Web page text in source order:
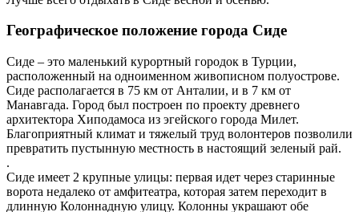
Географическое положение города Сиде
Сиде – это маленький курортный городок в Турции,
расположенный на одноименном живописном полуострове.
Сиде располагается в 75 км от Анталии, и в 7 км от
Манавгада. Город был построен по проекту древнего
архитектора Хиподамоса из эгейского города Милет.
Благоприятный климат и тяжелый труд волонтеров позволили
превратить пустынную местность в настоящий зеленый рай.
.
Сиде имеет 2 крупные улицы: первая идет через старинные
ворота недалеко от амфитеатра, которая затем переходит в
длинную Колоннадную улицу. Колонны украшают обе